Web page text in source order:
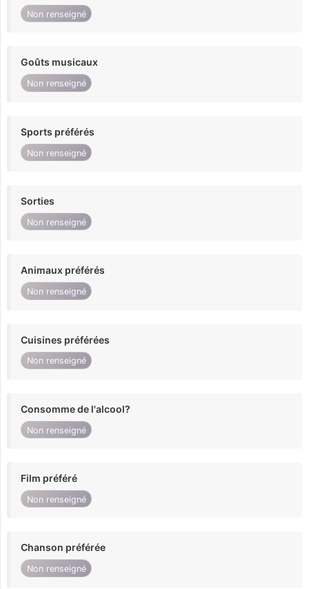
Non renseigné
Goûts musicaux
Non renseigné
Sports préférés
Non renseigné
Sorties
Non renseigné
Animaux préférés
Non renseigné
Cuisines préférées
Non renseigné
Consomme de l'alcool?
Non renseigné
Film préféré
Non renseigné
Chanson préférée
Non renseigné